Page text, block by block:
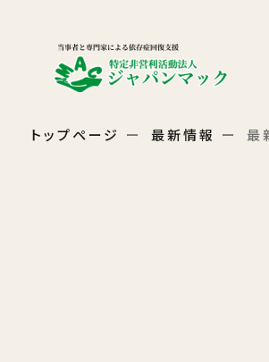
トップページ 最新情報 最